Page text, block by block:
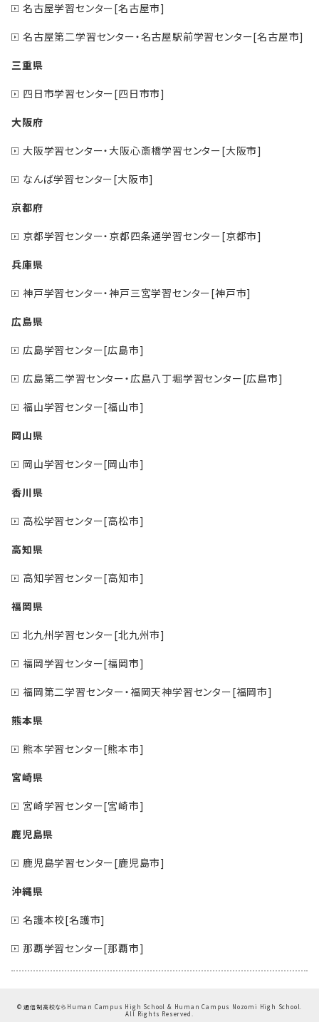
名古屋学習センター[名古屋市]
名古屋第二学習センター・名古屋駅前学習センター[名古屋市]
三重県
四日市学習センター[四日市市]
大阪府
大阪学習センター・大阪心斎橋学習センター[大阪市]
なんば学習センター[大阪市]
京都府
京都学習センター・京都四条通学習センター[京都市]
兵庫県
神戸学習センター・神戸三宮学習センター[神戸市]
広島県
広島学習センター[広島市]
広島第二学習センター・広島八丁堀学習センター[広島市]
福山学習センター[福山市]
岡山県
岡山学習センター[岡山市]
香川県
高松学習センター[高松市]
高知県
高知学習センター[高知市]
福岡県
北九州学習センター[北九州市]
福岡学習センター[福岡市]
福岡第二学習センター・福岡天神学習センター[福岡市]
熊本県
熊本学習センター[熊本市]
宮崎県
宮崎学習センター[宮崎市]
鹿児島県
鹿児島学習センター[鹿児島市]
沖縄県
名護本校[名護市]
那覇学習センター[那覇市]
©通信制高校ならHuman Campus High School & Human Campus Nozomi High School.
All Rights Reserved.